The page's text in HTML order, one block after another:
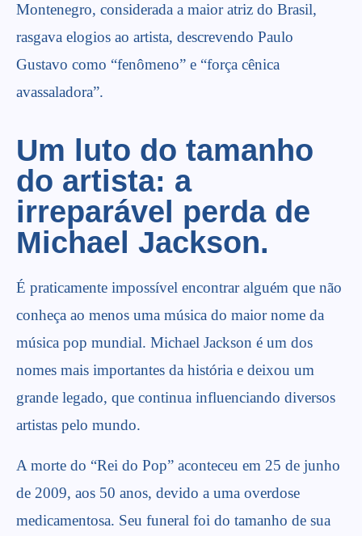
Montenegro, considerada a maior atriz do Brasil,
rasgava elogios ao artista, descrevendo Paulo
Gustavo como “fenômeno” e “força cênica
avassaladora”.
Um luto do tamanho
do artista: a
irreparável perda de
Michael Jackson.
É praticamente impossível encontrar alguém que não
conheça ao menos uma música do maior nome da
música pop mundial. Michael Jackson é um dos
nomes mais importantes da história e deixou um
grande legado, que continua influenciando diversos
artistas pelo mundo.
A morte do “Rei do Pop” aconteceu em 25 de junho
de 2009, aos 50 anos, devido a uma overdose
medicamentosa. Seu funeral foi do tamanho de sua